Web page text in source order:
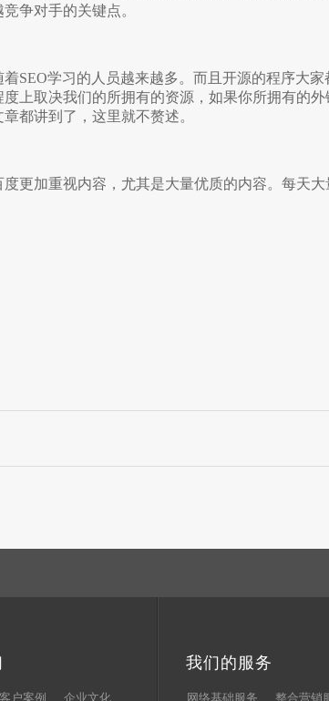
争对手的关键点。
SEO学习的人员越来越多。而且开源的程序大家
上取决我们的所拥有的资源，如果你所拥有的
都讲到了，这里就不赘述。
更加重视内容，尤其是大量优质的内容。每天
客户案例 企业文化
我们的服务
网络基础服务 整合营销